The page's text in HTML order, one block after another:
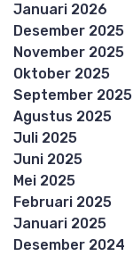
Januari 2026
Desember 2025
November 2025
Oktober 2025
September 2025
Agustus 2025
Juli 2025
Juni 2025
Mei 2025
Februari 2025
Januari 2025
Desember 2024